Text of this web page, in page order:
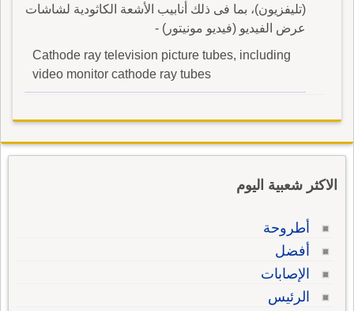
(تليفزيون)، بما فى ذلك أنابيب الأشعة الكاثودية لشاشات
عرض الفيديو (فيديو مونيتور) -
Cathode ray television picture tubes, including
video monitor cathode ray tubes
الاكثر شعبية اليوم
أطروحة
أفضل
الإصابات
الرئيس